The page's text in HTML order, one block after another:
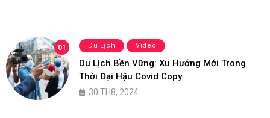
01 Du Lịch Video
Du Lịch Bền Vững: Xu Hướng Mới Trong
Thời Đại Hậu Covid Copy
30 TH8, 2024